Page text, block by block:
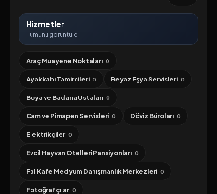
Hizmetler
Tümünü görüntüle
Araç Muayene Noktaları 0
Ayakkabı Tamircileri 0 Beyaz Eşya Servisleri 0
Boya ve Badana Ustaları 0
Cam ve Pimapen Servisleri 0 Döviz Büroları 0
Elektrikçiler 0
Evcil Hayvan Otelleri Pansiyonları 0
Fal Kafe Medyum Danışmanlık Merkezleri 0
Fotoğrafçılar 0